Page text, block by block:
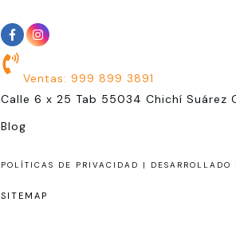
Ventas: 999 899 3891
Calle 6 x 25 Tab 55034 Chichí Suárez
Blog
POLÍTICAS DE PRIVACIDAD | DESARROLLADO
SITEMAP